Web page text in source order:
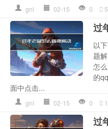
gnl 02-15 0
过
以
题
怎
的
面中点击...
gnl 02-15 0
过